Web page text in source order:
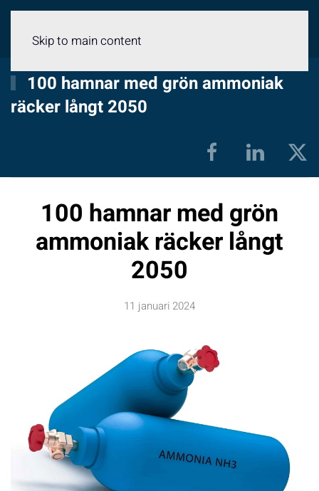
Skip to main content
100 hamnar med grön ammoniak
räcker långt 2050
100 hamnar med grön
ammoniak räcker långt
2050
11 januari 2024